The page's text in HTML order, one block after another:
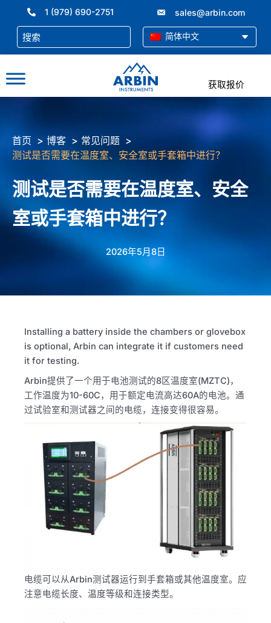
1 (979) 690-2751 sales@arbin.com
简体中文
获取报价
首页 博客
常见问题
测试是否需要在温度室、安全室或手套箱中进行？
测试是否需要在温度室、安全
室或手套箱中进行？
2026年5月8日
Installing a battery inside the chambers or glovebox
is optional, Arbin can integrate it if customers need
it for testing.
Arbin提供了一个用于电池测试的8区温度室(MZTC)，
工作温度为10-60C，用于额定电流高达60A的电池。通
过试验室和测试器之间的电缆，连接变得很容易。
电缆可以从Arbin测试器运行到手套箱或其他温度室。应
注意电缆长度、温度等级和连接类型。